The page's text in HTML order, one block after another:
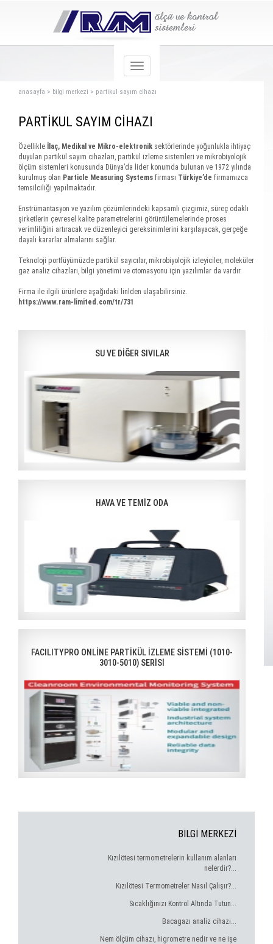
anasayfa > bilgi merkezi > partikul sayım cihazı
PARTİKUL SAYIM CİHAZI
Özellikle İlaç, Medikal ve Mikro-elektronik sektörlerinde yoğunlukla ihtiyaç
duyulan partikül sayım cihazları, partikül izleme sistemleri ve mikrobiyolojik
ölçüm sistemleri konusunda Dünya’da lider konumda bulunan ve 1972 yılında
kurulmuş olan Particle Measuring Systems firması Türkiye’de firmamızca
temsilciliği yapılmaktadır.
Enstrümantasyon ve yazılım çözümlerindeki kapsamlı çizgimiz, süreç odaklı
şirketlerin çevresel kalite parametrelerini görüntülemelerinde proses
verimliliğini artıracak ve düzenleyici gereksinimlerini karşılayacak, gerçeğe
dayalı kararlar almalarını sağlar.
Teknoloji portfüyümüzde partikül sayıcılar, mikrobiyolojik izleyiciler, moleküler
gaz analiz cihazları, bilgi yönetimi ve otomasyonu için yazılımlar da vardır.
Firma ile ilgili ürünlere aşağıdaki linlden ulaşabilirsiniz.
https://www.ram-limited.com/tr/731
SU VE DİĞER SIVILAR
HAVA VE TEMİZ ODA
FACILITYPRO ONLİNE PARTİKÜL İZLEME SİSTEMİ (1010-
3010-5010) SERİSİ
BİLGİ MERKEZİ
Kızılötesi termometrelerin kullanım alanları
nelerdir?...
Kızılötesi Termometreler Nasıl Çalışır?...
Sıcaklığınızı Kontrol Altında Tutun...
Bacagazı analiz cihazı...
Nem ölçüm cihazı, higrometre nedir ve ne işe